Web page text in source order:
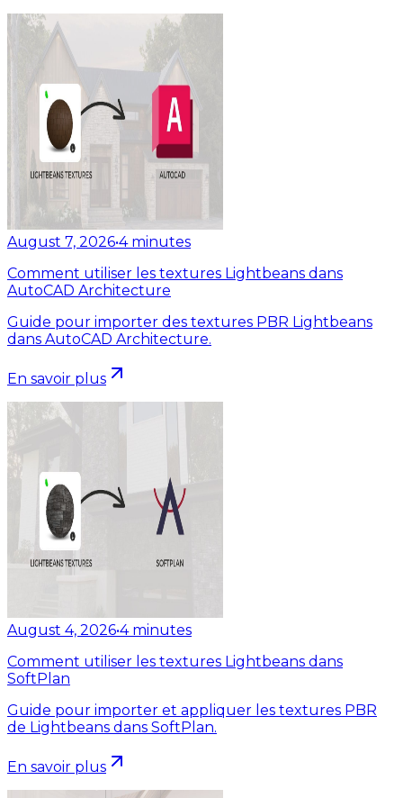
August 7, 2026•4 minutes
Comment utiliser les textures Lightbeans dans
AutoCAD Architecture
Guide pour importer des textures PBR Lightbeans
dans AutoCAD Architecture.
En savoir plus
August 4, 2026•4 minutes
Comment utiliser les textures Lightbeans dans
SoftPlan
Guide pour importer et appliquer les textures PBR
de Lightbeans dans SoftPlan.
En savoir plus